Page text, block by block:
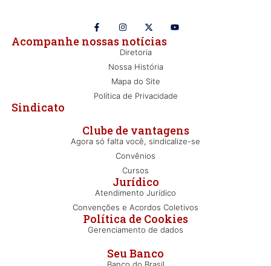
Seu Banco
Banco do Brasil
Clube de vantagens
Agora só falta você, sindicalize-se
Convênios
Cursos
Jurídico
Atendimento Jurídico
Convenções e Acordos Coletivos
Política de Cookies
Gerenciamento de dados
Sindicato
Diretoria
Nossa História
Mapa do Site
Política de Privacidade
Acompanhe nossas notícias